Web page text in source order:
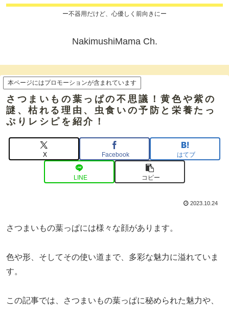
ー不器用だけど、心優しく前向きにー
NakimushiMama Ch.
本ページにはプロモーションが含まれています
さつまいもの葉っぱの不思議！黄色や紫の
謎、枯れる理由、虫食いの予防と栄養たっ
ぷりレシピを紹介！
X Facebook はてブ
LINE コピー
2023.10.24
さつまいもの葉っぱには様々な顔があります。
色や形、そしてその使い道まで、多彩な魅力に溢れていま
す。
この記事では、さつまいもの葉っぱに秘められた魅力や、